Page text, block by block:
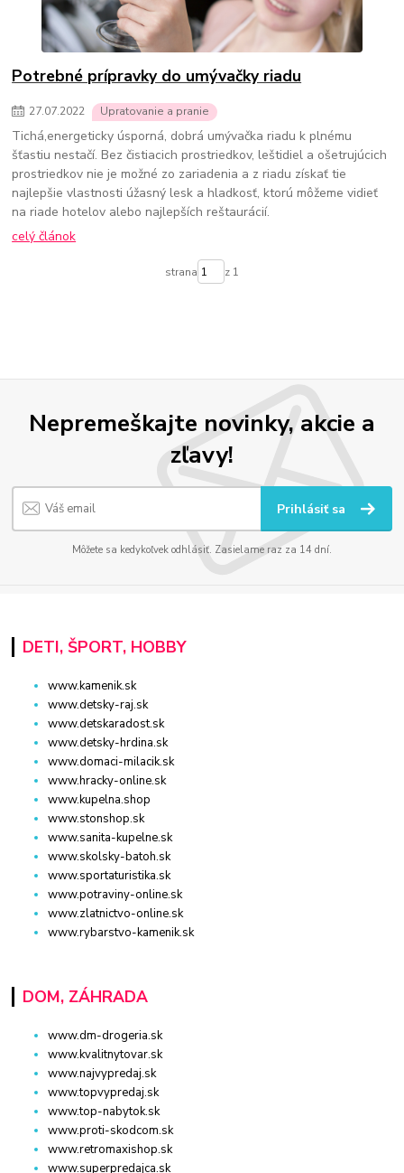
Potrebné prípravky do umývačky riadu
27.07.2022 Upratovanie a pranie
Tichá,energeticky úsporná, dobrá umývačka riadu k plnému
šťastiu nestačí. Bez čistiacich prostriedkov, leštidiel a ošetrujúcich
prostriedkov nie je možné zo zariadenia a z riadu získať tie
najlepšie vlastnosti úžasný lesk a hladkosť, ktorú môžeme vidieť
na riade hotelov alebo najlepších reštaurácií.
celý článok
strana z 1
Nepremeškajte novinky, akcie a
zľavy!
Prihlásiť sa
Môžete sa kedykoľvek odhlásiť. Zasielame raz za 14 dní.
DETI, ŠPORT, HOBBY
www.kamenik.sk
www.detsky-raj.sk
www.detskaradost.sk
www.detsky-hrdina.sk
www.domaci-milacik.sk
www.hracky-online.sk
www.kupelna.shop
www.stonshop.sk
www.sanita-kupelne.sk
www.skolsky-batoh.sk
www.sportaturistika.sk
www.potraviny-online.sk
www.zlatnictvo-online.sk
www.rybarstvo-kamenik.sk
DOM, ZÁHRADA
www.dm-drogeria.sk
www.kvalitnytovar.sk
www.najvypredaj.sk
www.topvypredaj.sk
www.top-nabytok.sk
www.proti-skodcom.sk
www.retromaxishop.sk
www.superpredajca.sk